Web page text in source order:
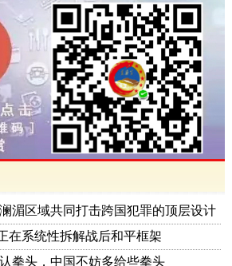
湄区域共同打击跨国犯罪的顶层设计
在系统性拆解战后和平框架
拳头，中国不妨多给些拳头